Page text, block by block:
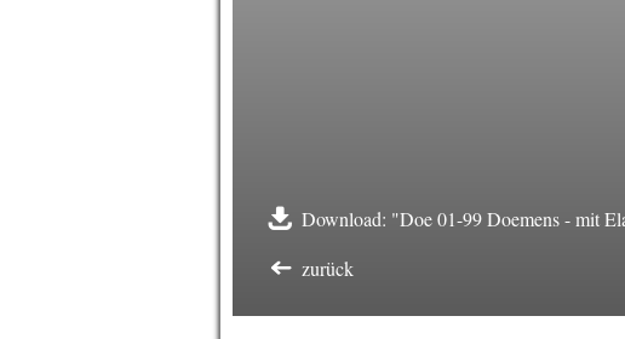
Download: "Doe 01-99 Doemens - mit
zurück